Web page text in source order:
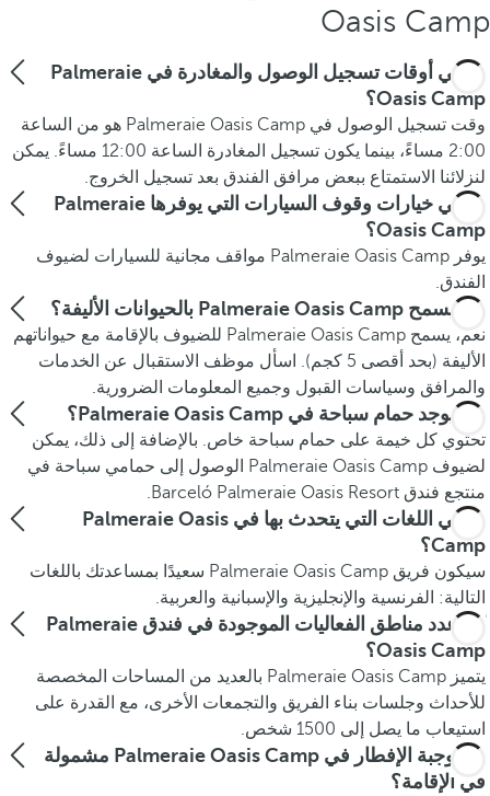
Oasis Camp
ما هي أوقات تسجيل الوصول والمغادرة في Palmeraie
Oasis Camp؟
وقت تسجيل الوصول في Palmeraie Oasis Camp هو من الساعة
2:00 مساءً، بينما يكون تسجيل المغادرة الساعة 12:00 مساءً. يمكن
لنزلائنا الاستمتاع ببعض مرافق الفندق بعد تسجيل الخروج.
ما هي خيارات وقوف السيارات التي يوفرها Palmeraie
Oasis Camp؟
يوفر Palmeraie Oasis Camp مواقف مجانية للسيارات لضيوف
الفندق.
هل يسمح Palmeraie Oasis Camp بالحيوانات الأليفة؟
نعم، يسمح Palmeraie Oasis Camp للضيوف بالإقامة مع حيواناتهم
الأليفة (بحد أقصى 5 كجم). اسأل موظف الاستقبال عن الخدمات
والمرافق وسياسات القبول وجميع المعلومات الضرورية.
هل يوجد حمام سباحة في Palmeraie Oasis Camp؟
تحتوي كل خيمة على حمام سباحة خاص. بالإضافة إلى ذلك، يمكن
لضيوف Palmeraie Oasis Camp الوصول إلى حمامي سباحة في
منتجع فندق Barceló Palmeraie Oasis Resort.
ما هي اللغات التي يتحدث بها في Palmeraie Oasis
Camp؟
سيكون فريق Palmeraie Oasis Camp سعيدًا بمساعدتك باللغات
التالية: الفرنسية والإنجليزية والإسبانية والعربية.
كم عدد مناطق الفعاليات الموجودة في فندق Palmeraie
Oasis Camp؟
يتميز Palmeraie Oasis Camp بالعديد من المساحات المخصصة
للأحداث وجلسات بناء الفريق والتجمعات الأخرى، مع القدرة على
استيعاب ما يصل إلى 1500 شخص.
هل وجبة الإفطار في Palmeraie Oasis Camp مشمولة
في الإقامة؟